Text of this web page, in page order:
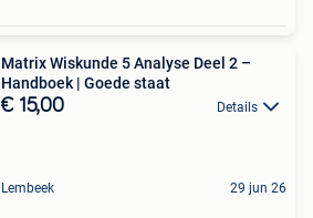
Matrix Wiskunde 5 Analyse Deel 2 –
Handboek | Goede staat
€ 15,00 Details
Lembeek 29 jun 26